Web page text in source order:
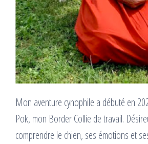
Mon aventure cynophile a débuté en
Pok, mon Border Collie de travail.
comprendre le chien, ses émotions et